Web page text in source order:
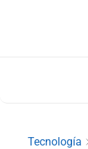
Tecnología